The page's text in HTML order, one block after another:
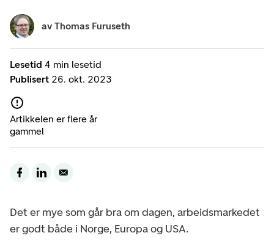
Lesetid 4 min lesetid
Publisert 26. okt. 2023
Artikkelen er flere år
gammel
av Thomas Furuseth
Det er mye som går bra om dagen, arbeidsmarkedet
er godt både i Norge, Europa og USA.